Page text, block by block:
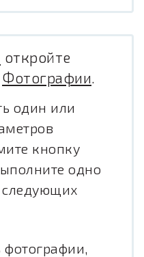
откройте
Фотографии.
один или
кнопку
одно
следующих